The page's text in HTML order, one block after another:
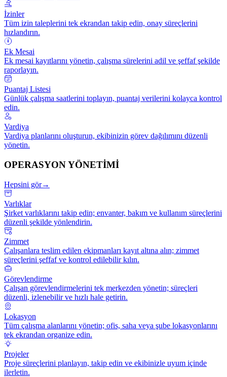
İzinler
Tüm izin taleplerini tek ekrandan takip edin, onay süreçlerini
hızlandırın.
Ek Mesai
Ek mesai kayıtlarını yönetin, çalışma sürelerini adil ve şeffaf şekilde
raporlayın.
Puantaj Listesi
Günlük çalışma saatlerini toplayın, puantaj verilerini kolayca kontrol
edin.
Vardiya
Vardiya planlarını oluşturun, ekibinizin görev dağılımını düzenli
yönetin.
OPERASYON YÖNETİMİ
Hepsini gör→
Varlıklar
Şirket varlıklarını takip edin; envanter, bakım ve kullanım süreçlerini
düzenli şekilde yönlendirin.
Zimmet
Çalışanlara teslim edilen ekipmanları kayıt altına alın; zimmet
süreçlerini şeffaf ve kontrol edilebilir kılın.
Görevlendirme
Çalışan görevlendirmelerini tek merkezden yönetin; süreçleri
düzenli, izlenebilir ve hızlı hale getirin.
Lokasyon
Tüm çalışma alanlarını yönetin; ofis, saha veya şube lokasyonlarını
tek ekrandan organize edin.
Projeler
Proje süreçlerini planlayın, takip edin ve ekibinizle uyum içinde
ilerletin.